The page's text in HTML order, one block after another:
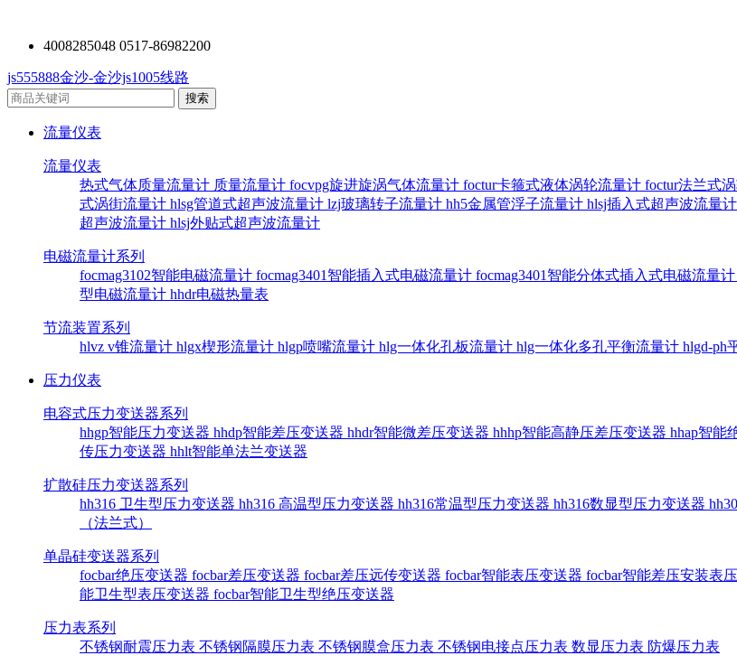
4008285048 0517-86982200
js555888金沙-金沙js1005线路
流量仪表
流量仪表
热式气体质量流量计 质量流量计 focvpg旋进旋涡气体流量计 foctur卡箍式液体涡轮流量计 foctur法兰式
式涡街流量计 hlsg管道式超声波流量计 lzj玻璃转子流量计 hh5金属管浮子流量计 hlsj插入式超声波流量计
超声波流量计 hlsj外贴式超声波流量计
电磁流量计系列
focmag3102智能电磁流量计 focmag3401智能插入式电磁流量计 focmag3401智能分体式插入式电磁流量计
型电磁流量计 hhdr电磁热量表
节流装置系列
hlvz v锥流量计 hlgx楔形流量计 hlgp喷嘴流量计 hlg一体化孔板流量计 hlg一体化多孔平衡流量计 hlgd-ph
压力仪表
电容式压力变送器系列
hhgp智能压力变送器 hhdp智能差压变送器 hhdr智能微差压变送器 hhhp智能高静压差压变送器 hhap智能
传压力变送器 hhlt智能单法兰变送器
扩散硅压力变送器系列
hh316 卫生型压力变送器 hh316 高温型压力变送器 hh316常温型压力变送器 hh316数显型压力变送器
（法兰式）
单晶硅变送器系列
focbar绝压变送器 focbar差压变送器 focbar差压远传变送器 focbar智能表压变送器 focbar智能差压安装表
能卫生型表压变送器 focbar智能卫生型绝压变送器
压力表系列
不锈钢耐震压力表 不锈钢隔膜压力表 不锈钢膜盒压力表 不锈钢电接点压力表 数显压力表 防爆压力表